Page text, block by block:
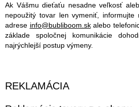
Ak Vášmu dieťaťu nesadne veľkosť
nepoužitý tovar len vymeniť,
adrese info@bubliboom.skalebo
základe spoločnej komunikácie
najrýchlejší postup výmeny.
REKLAMÁCIA